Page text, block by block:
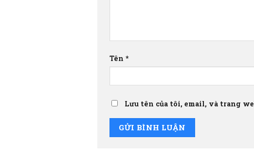
Tên *
Lưu tên của tôi, email, và trang